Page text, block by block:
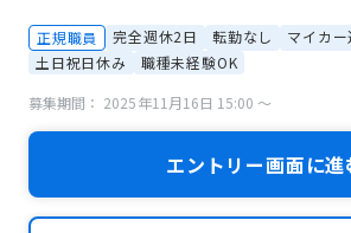
正規職員 完全週休2日 転勤なし
マイカ
土日祝日休み
職種未経験OK
募集期間： 2025年11月16日 15:00 〜
エントリー画面に進